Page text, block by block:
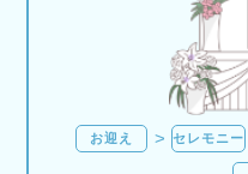
お迎え セレモニー